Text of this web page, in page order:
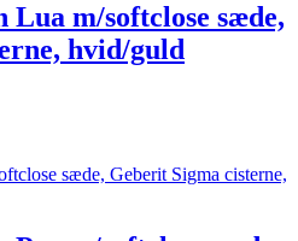
Lua m/softclose sæde,
hvid/guld